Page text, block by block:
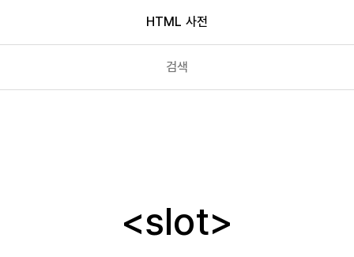
HTML 사전
section
select
slot